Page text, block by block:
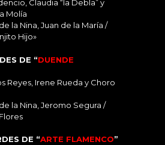
Claudia “la Debla” y
Molía
la Nina, Juan de la María /
Hijo»
DE “DUENDE
Reyes, Irene Rueda y Choro
la Nina, Jeromo Segura /
DE “ARTE FLAMENCO”